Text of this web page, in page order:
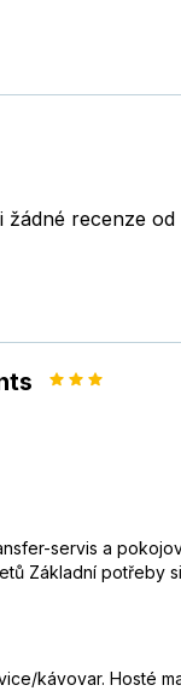
recenze od
servis a
Základní potřeby
kávovar. Hosté